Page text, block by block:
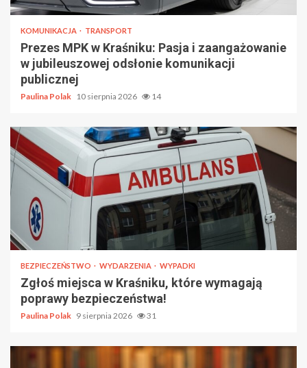
KOMUNIKACJA TRANSPORT
Prezes MPK w Kraśniku: Pasja i zaangażowanie
w jubileuszowej odsłonie komunikacji
publicznej
Paulina Polak 10 sierpnia 2026 14
BEZPIECZEŃSTWO WYDARZENIA WYPADKI
Zgłoś miejsca w Kraśniku, które wymagają
poprawy bezpieczeństwa!
Paulina Polak 9 sierpnia 2026 31